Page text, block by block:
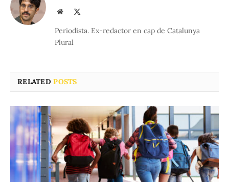
Website
Periodista. Ex-redactor en cap de Catalunya
Plural
RELATEDPOSTS